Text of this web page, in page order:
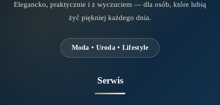
Elegancko, praktycznie i z wyczuciem — dla osób, które lubią
żyć piękniej każdego dnia.
Moda • Uroda • Lifestyle
Serwis